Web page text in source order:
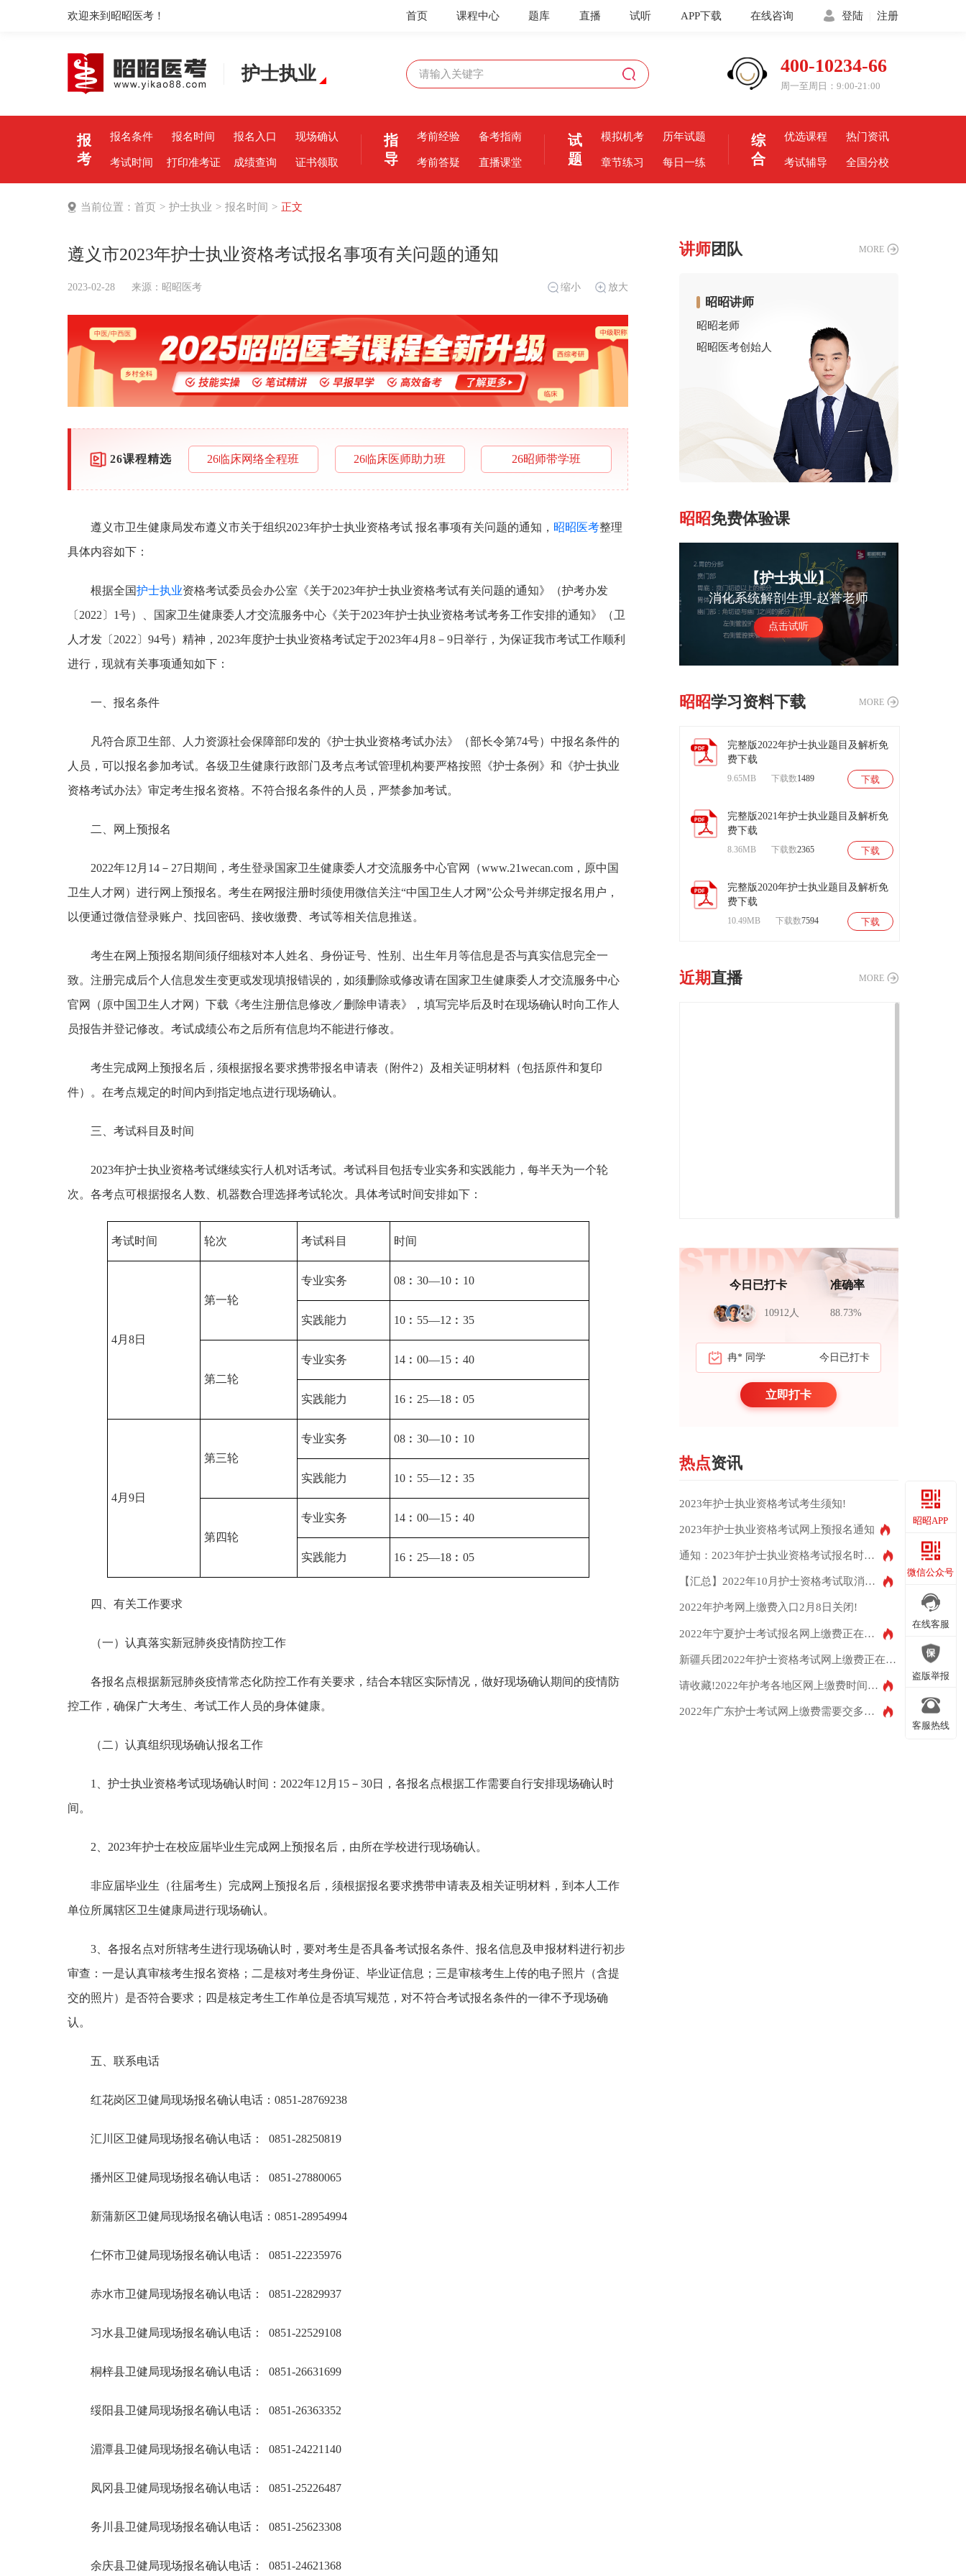
欢迎来到昭昭医考！ 注册
登陆
在线咨询
APP下载
试听
直播
题库
课程中心
首页
护士执业 400-10234-66
周一至周日：9:00-21:00
报
考
报名条件 报名时间 报名入口 现场确认
考试时间 打印准考证 成绩查询 证书领取
指
导
考前经验 备考指南
考前答疑 直播课堂
试
题
模拟机考 历年试题
章节练习 每日一练
综
合
优选课程 热门资讯
考试辅导 全国分校
当前位置： 首页 > 护士执业 > 报名时间 > 正文
遵义市2023年护士执业资格考试报名事项有关问题的通知
2023-02-28 来源： 昭昭医考 放大
缩小
26课程精选 26临床网络全程班 26临床医师助力班 26昭师带学班
遵义市卫生健康局发布遵义市关于组织2023年护士执业资格考试 报名事项有关问题的通知， 昭昭医考整理
具体内容如下：
根据全国护士执业资格考试委员会办公室《关于2023年护士执业资格考试有关问题的通知》（护考办发
〔2022〕1号）、国家卫生健康委人才交流服务中心《关于2023年护士执业资格考试考务工作安排的通知》（卫
人才发〔2022〕94号）精神，2023年度护士执业资格考试定于2023年4月8－9日举行，为保证我市考试工作顺利
进行，现就有关事项通知如下：
一、报名条件
凡符合原卫生部、人力资源社会保障部印发的《护士执业资格考试办法》（部长令第74号）中报名条件的
人员，可以报名参加考试。各级卫生健康行政部门及考点考试管理机构要严格按照《护士条例》和《护士执业
资格考试办法》审定考生报名资格。不符合报名条件的人员，严禁参加考试。
二、网上预报名
2022年12月14－27日期间，考生登录国家卫生健康委人才交流服务中心官网（www.21wecan.com，原中国
卫生人才网）进行网上预报名。考生在网报注册时须使用微信关注“中国卫生人才网”公众号并绑定报名用户，
以便通过微信登录账户、找回密码、接收缴费、考试等相关信息推送。
考生在网上预报名期间须仔细核对本人姓名、身份证号、性别、出生年月等信息是否与真实信息完全一
致。注册完成后个人信息发生变更或发现填报错误的，如须删除或修改请在国家卫生健康委人才交流服务中心
官网（原中国卫生人才网）下载《考生注册信息修改／删除申请表》，填写完毕后及时在现场确认时向工作人
员报告并登记修改。考试成绩公布之后所有信息均不能进行修改。
考生完成网上预报名后，须根据报名要求携带报名申请表（附件2）及相关证明材料（包括原件和复印
件）。在考点规定的时间内到指定地点进行现场确认。
三、考试科目及时间
2023年护士执业资格考试继续实行人机对话考试。考试科目包括专业实务和实践能力，每半天为一个轮
次。各考点可根据报名人数、机器数合理选择考试轮次。具体考试时间安排如下：
考试时间 轮次 考试科目 时间
4月8日
第一轮
专业实务 08︰30—10︰10
实践能力 10︰55—12︰35
第二轮
专业实务 14︰00—15︰40
实践能力 16︰25—18︰05
4月9日
第三轮
专业实务 08︰30—10︰10
实践能力 10︰55—12︰35
第四轮
专业实务 14︰00—15︰40
实践能力 16︰25—18︰05
四、有关工作要求
（一）认真落实新冠肺炎疫情防控工作
各报名点根据新冠肺炎疫情常态化防控工作有关要求，结合本辖区实际情况，做好现场确认期间的疫情防
控工作，确保广大考生、考试工作人员的身体健康。
（二）认真组织现场确认报名工作
1、护士执业资格考试现场确认时间：2022年12月15－30日，各报名点根据工作需要自行安排现场确认时
间。
2、2023年护士在校应届毕业生完成网上预报名后，由所在学校进行现场确认。
非应届毕业生（往届考生）完成网上预报名后，须根据报名要求携带申请表及相关证明材料，到本人工作
单位所属辖区卫生健康局进行现场确认。
3、各报名点对所辖考生进行现场确认时，要对考生是否具备考试报名条件、报名信息及申报材料进行初步
审查：一是认真审核考生报名资格；二是核对考生身份证、毕业证信息；三是审核考生上传的电子照片（含提
交的照片）是否符合要求；四是核定考生工作单位是否填写规范，对不符合考试报名条件的一律不予现场确
认。
五、联系电话
红花岗区卫健局现场报名确认电话：0851-28769238
汇川区卫健局现场报名确认电话： 0851-28250819
播州区卫健局现场报名确认电话： 0851-27880065
新蒲新区卫健局现场报名确认电话：0851-28954994
仁怀市卫健局现场报名确认电话： 0851-22235976
赤水市卫健局现场报名确认电话： 0851-22829937
习水县卫健局现场报名确认电话： 0851-22529108
桐梓县卫健局现场报名确认电话： 0851-26631699
绥阳县卫健局现场报名确认电话： 0851-26363352
湄潭县卫健局现场报名确认电话： 0851-24221140
凤冈县卫健局现场报名确认电话： 0851-25226487
务川县卫健局现场报名确认电话： 0851-25623308
余庆县卫健局现场报名确认电话： 0851-24621368
讲师团队 MORE
昭昭讲师
昭昭老师
昭昭医考创始人
昭昭免费体验课
【护士执业】
消化系统解剖生理-赵誉老师
点击试听
后
进
听
昭昭学习资料下载 MORE
完整版2022年护士执业题目及解析免
费下载
9.65MB 下载数1489 下载
完整版2021年护士执业题目及解析免
费下载
8.36MB 下载数2365 下载
完整版2020年护士执业题目及解析免
费下载
10.49MB 下载数7594 下载
近期直播 MORE
今日已打卡
10912人
准确率
88.73%
冉* 同学 今日已打卡
立即打卡
热点资讯
2023年护士执业资格考试考生须知!
2023年护士执业资格考试网上预报名通知
通知：2023年护士执业资格考试报名时间及考试时间
【汇总】2022年10月护士资格考试取消地区
2022年护考网上缴费入口2月8日关闭!
2022年宁夏护士考试报名网上缴费正在进行中
新疆兵团2022年护士资格考试网上缴费正在进行中!
请收藏!2022年护考各地区网上缴费时间、入口及费用汇总
2022年广东护士考试网上缴费需要交多少钱?
昭昭APP
昭昭APP
微信公众号
微信公众号
在线客服
在线客服
盗版举报
盗版举报
客服热线